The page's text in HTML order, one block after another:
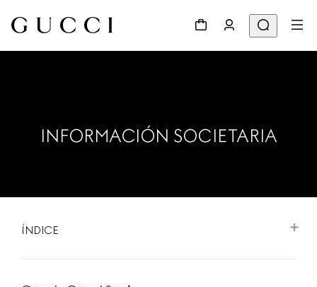
INFORMACIÓN SOCIETARIA
ÍNDICE